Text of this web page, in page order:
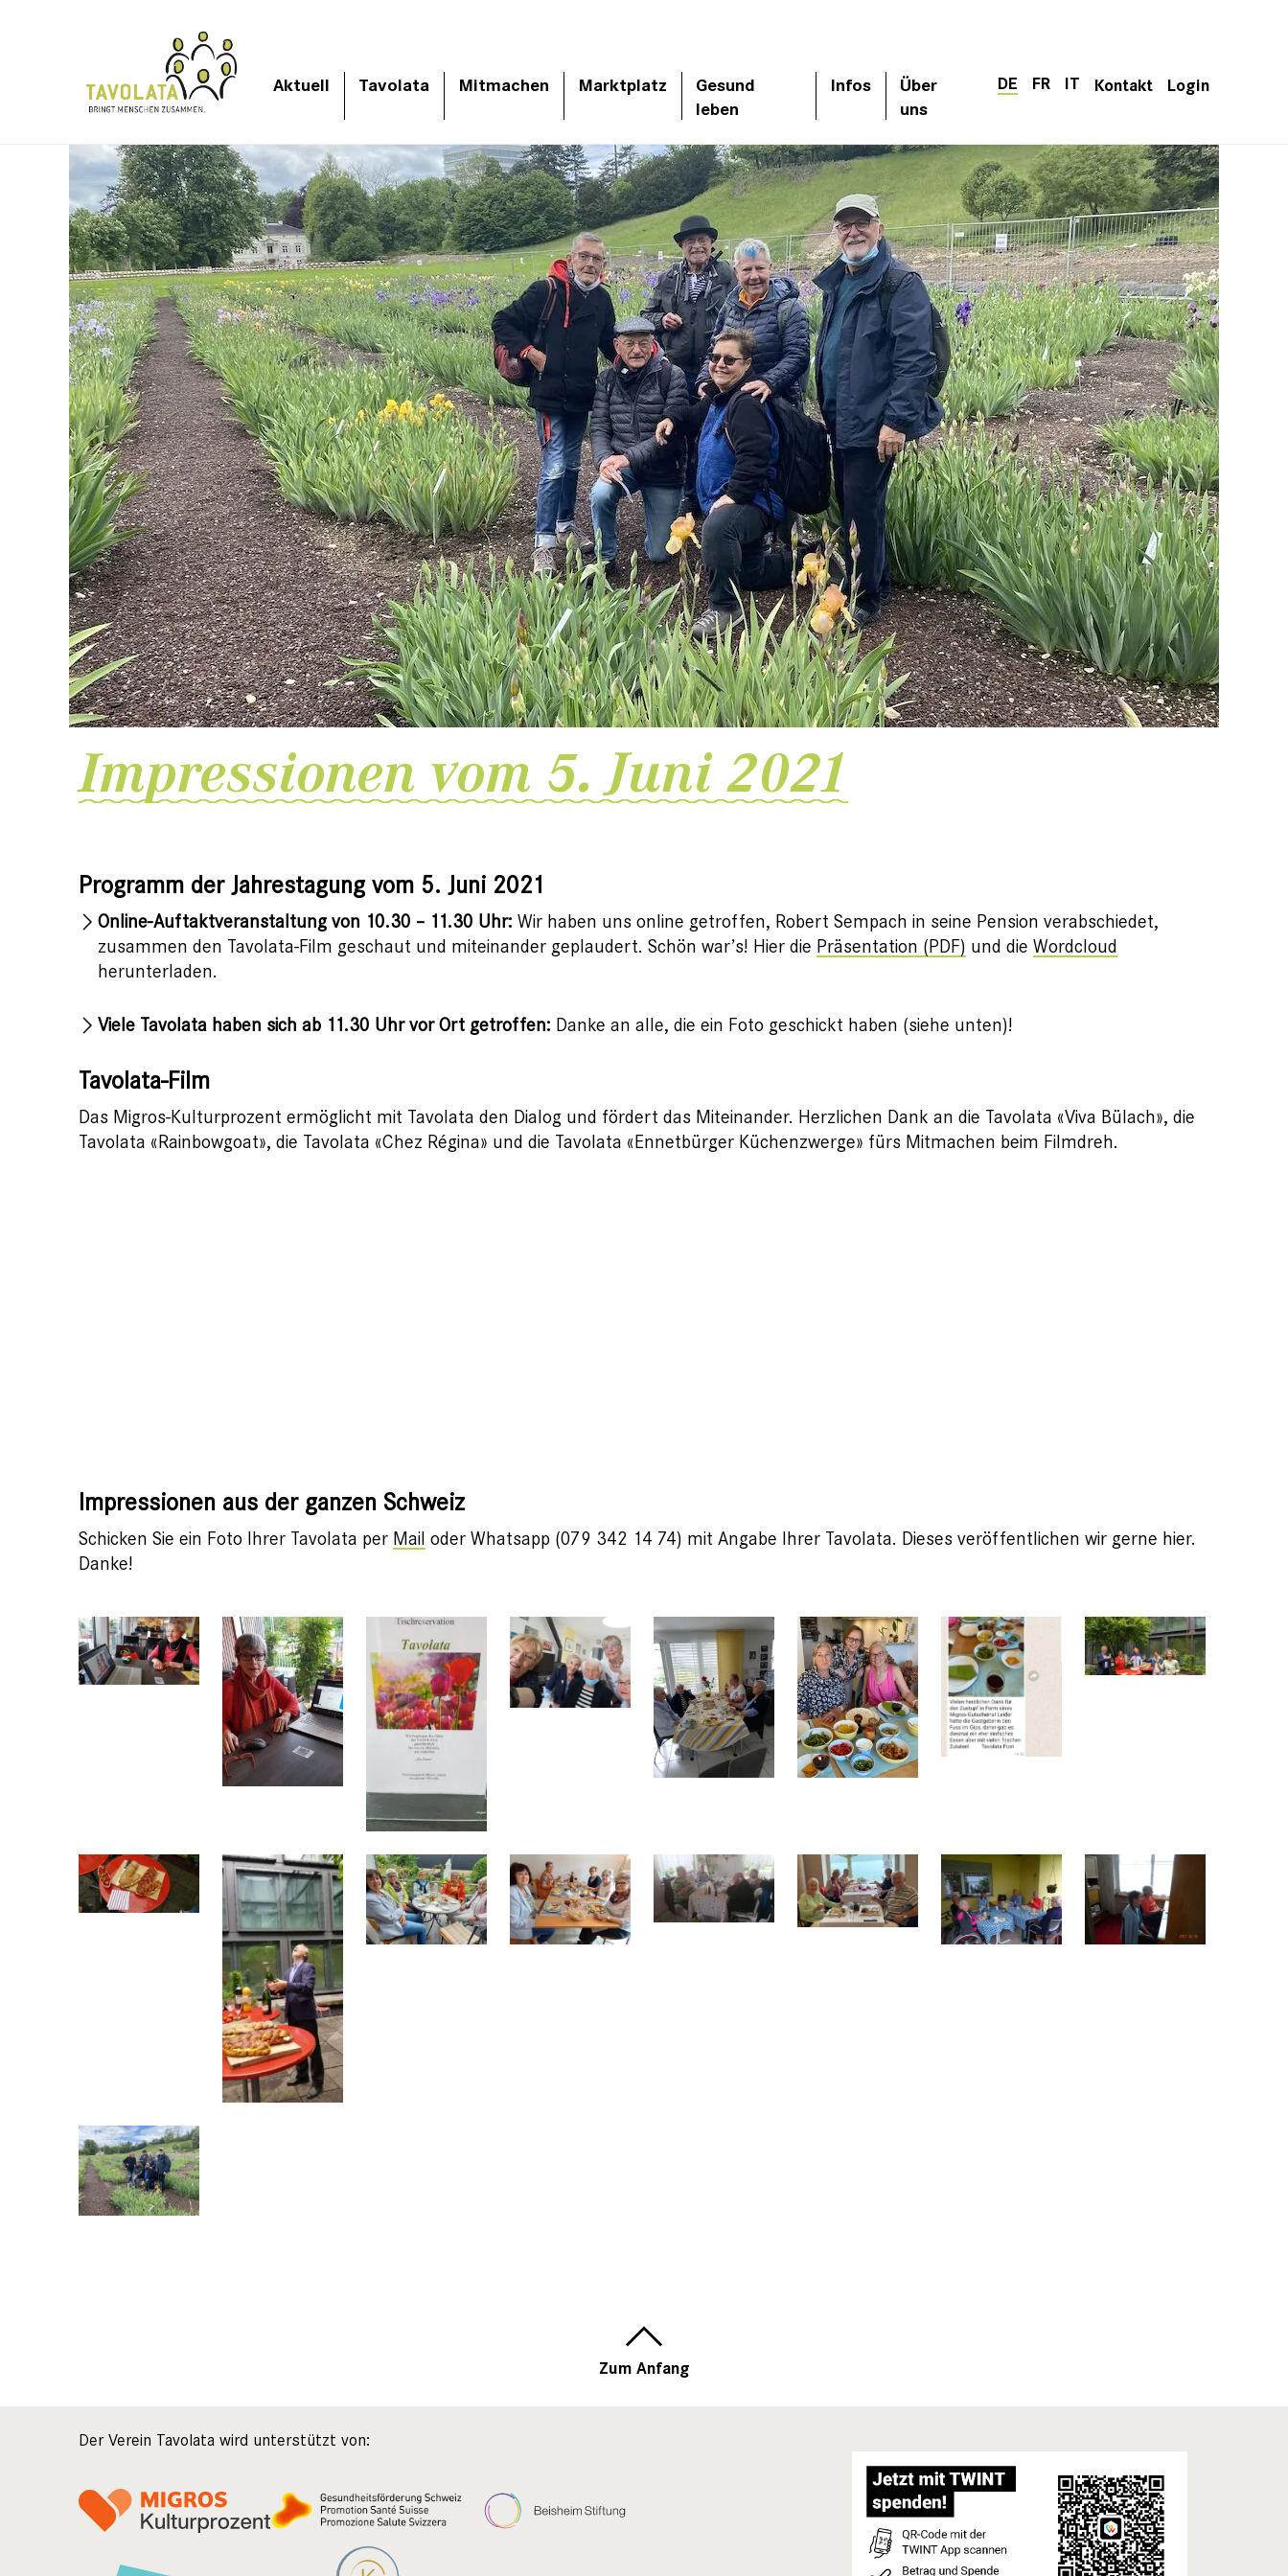
Aktuell Tavolata Mitmachen Marktplatz
Gesund
leben
Infos
Über
uns
DE FR IT Kontakt Login
Impressionen vom 5. Juni 2021
Programm der Jahrestagung vom 5. Juni 2021
Online-Auftaktveranstaltung von 10.30 – 11.30 Uhr: Wir haben uns online getroffen, Robert Sempach in seine Pension verabschiedet,
zusammen den Tavolata-Film geschaut und miteinander geplaudert. Schön war’s! Hier die Präsentation (PDF) und die Wordcloud
herunterladen.
Viele Tavolata haben sich ab 11.30 Uhr vor Ort getroffen: Danke an alle, die ein Foto geschickt haben (siehe unten)!
Tavolata-Film
Das Migros-Kulturprozent ermöglicht mit Tavolata den Dialog und fördert das Miteinander. Herzlichen Dank an die Tavolata «Viva Bülach», die
Tavolata «Rainbowgoat», die Tavolata «Chez Régina» und die Tavolata «Ennetbürger Küchenzwerge» fürs Mitmachen beim Filmdreh.
Impressionen aus der ganzen Schweiz
Schicken Sie ein Foto Ihrer Tavolata per Mail oder Whatsapp (079 342 14 74) mit Angabe Ihrer Tavolata. Dieses veröffentlichen wir gerne hier.
Danke!
Zum Anfang
Der Verein Tavolata wird unterstützt von: